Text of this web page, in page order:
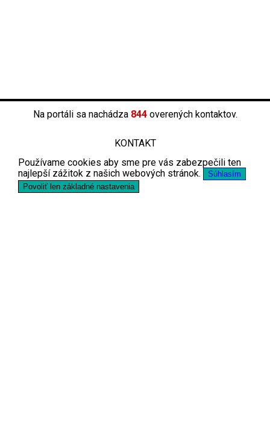
Na portáli sa nachádza 844overených kontaktov.
KONTAKT
Používame cookies aby sme pre vás zabezpečili ten
najlepší zážitok z našich webových stránok.
Súhlasím
Povoliť len základné nastavenia